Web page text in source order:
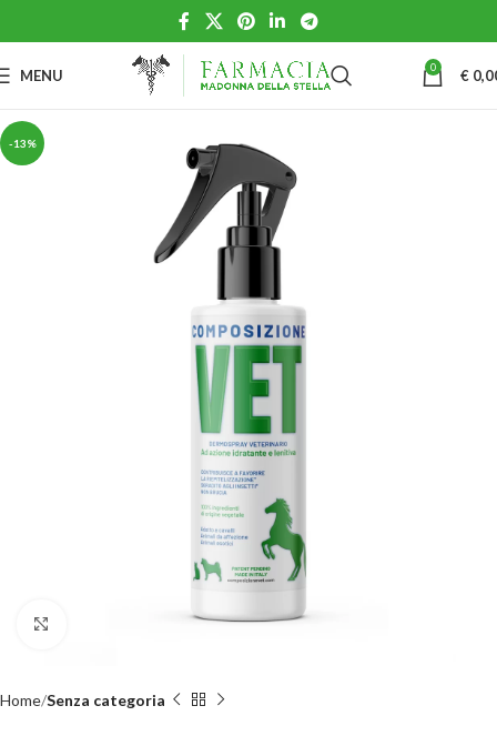
MENU 0 €
-13%
Clicca per ingrandire
Home Senza categoria